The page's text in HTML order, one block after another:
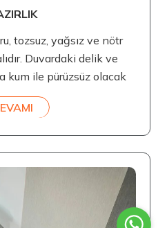
tozsuz, yağsız ve nötr
Duvardaki delik ve
kum ile pürüzsüz olacak